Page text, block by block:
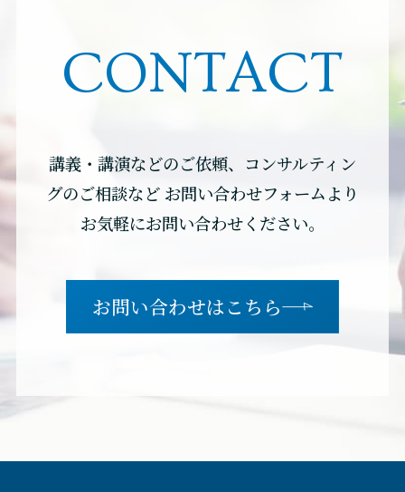
CONTACT
講義・講演などのご依頼、コンサルティン
グのご相談など お問い合わせフォームより
お気軽にお問い合わせください。
お問い合わせはこちら